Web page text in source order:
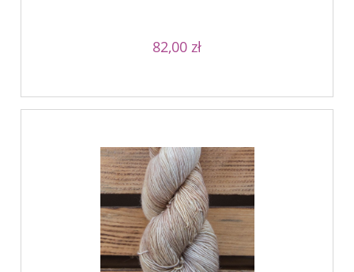
82,00 zł